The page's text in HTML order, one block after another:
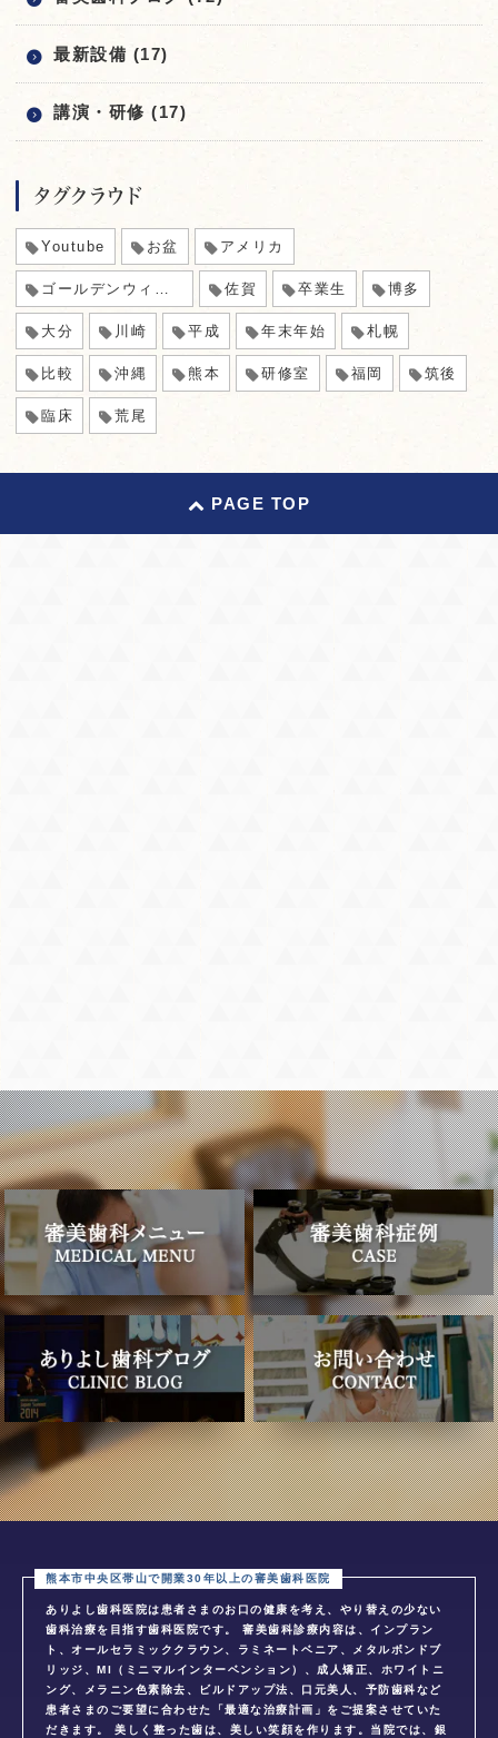
最新設備 (17)
講演・研修 (17)
タグクラウド
Youtube お盆 アメリカ
ゴールデンウィーク 佐賀 卒業生 博多
大分 川崎 平成 年末年始 札幌
比較 沖縄 熊本 研修室 福岡 筑後
臨床 荒尾
PAGE TOP
ありよし歯科医院は患者さまのお口の健康を考え、やり替えの少ない
歯科治療を目指す歯科医院です。 審美歯科診療内容は、インプラン
ト、オールセラミッククラウン、ラミネートベニア、メタルボンドブ
リッジ、MI（ミニマルインターベンション）、成人矯正、ホワイトニ
ング、メラニン色素除去、ビルドアップ法、口元美人、予防歯科など
患者さまのご要望に合わせた「最適な治療計画」をご提案させていた
だきます。 美しく整った歯は、美しい笑顔を作ります。当院では、銀